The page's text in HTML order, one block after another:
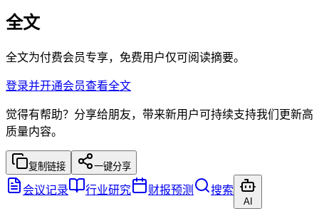
全文
全文为付费会员专享，免费用户仅可阅读摘要。
登录并开通会员查看全文
觉得有帮助？分享给朋友，带来新用户可持续支持我们更新高
质量内容。
复制链接 一键分享
会议记录 行业研究 财报预测 搜索
AI